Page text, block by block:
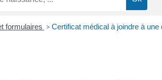
formulaires > Certificat médical à joindre à